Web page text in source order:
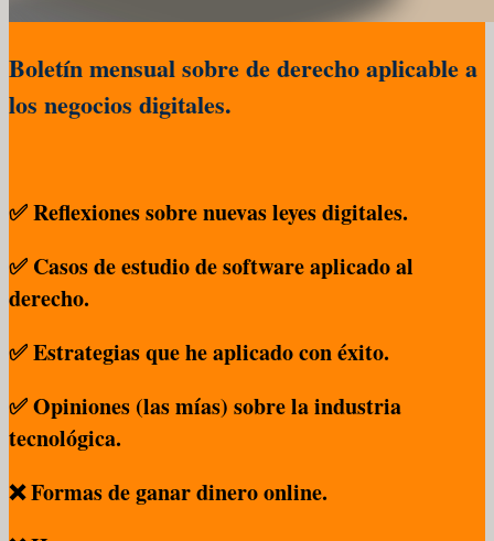
Boletín mensual sobre de derecho aplicable a
los negocios digitales.
✅ Reflexiones sobre nuevas leyes digitales.
✅ Casos de estudio de software aplicado al
derecho.
✅ Estrategias que he aplicado con éxito.
✅ Opiniones (las mías) sobre la industria
tecnológica.
❌ Formas de ganar dinero online.